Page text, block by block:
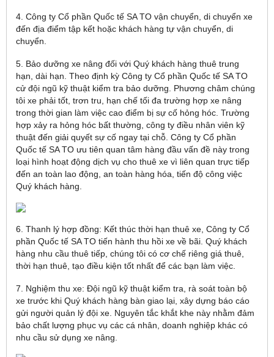
4. Công ty Cổ phần Quốc tế SA TO vận chuyển, di chuyển xe
đến địa điểm tập kết hoặc khách hàng tự vận chuyển, di
chuyển.
5. Bảo dưỡng xe nâng đối với Quý khách hàng thuê trung
hạn, dài hạn. Theo định kỳ Công ty Cổ phần Quốc tế SA TO
cử đội ngũ kỹ thuật kiểm tra bảo dưỡng. Phương châm chúng
tôi xe phải tốt, trơn tru, hạn chế tối đa trường hợp xe nâng
trong thời gian làm việc cao điểm bị sự cố hỏng hóc. Trường
hợp xảy ra hỏng hóc bất thường, công ty điều nhân viên kỹ
thuật đến giải quyết sự cố ngay tại chỗ. Công ty Cổ phần
Quốc tế SA TO ưu tiên quan tâm hàng đầu vấn đề này trong
loại hình hoạt động dịch vụ cho thuê xe vì liên quan trực tiếp
đến an toàn lao động, an toàn hàng hóa, tiến độ công việc
Quý khách hàng.
6. Thanh lý hợp đồng: Kết thúc thời hạn thuê xe, Công ty Cổ
phần Quốc tế SA TO tiến hành thu hồi xe về bãi. Quý khách
hàng nhu cầu thuê tiếp, chúng tôi có cơ chế riêng giá thuê,
thời hạn thuê, tạo điều kiện tốt nhất để các bạn làm việc.
7. Nghiệm thu xe: Đội ngũ kỹ thuật kiểm tra, rà soát toàn bộ
xe trước khi Quý khách hàng bàn giao lại, xây dựng báo cáo
gửi người quản lý đội xe. Nguyên tắc khắt khe này nhằm đảm
bảo chất lượng phục vụ các cá nhân, doanh nghiệp khác có
nhu cầu sử dụng xe nâng.